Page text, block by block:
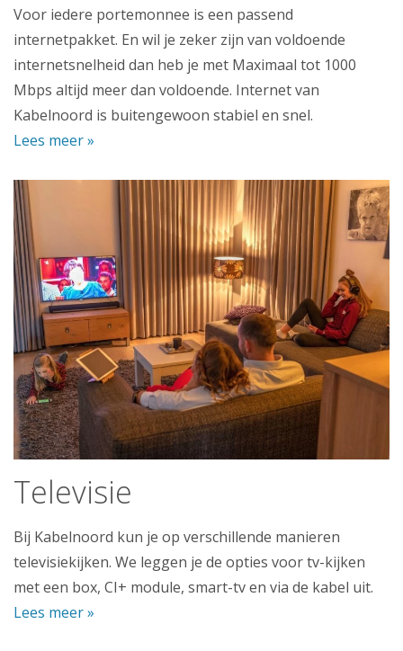
Voor iedere portemonnee is een passend
internetpakket. En wil je zeker zijn van voldoende
internetsnelheid dan heb je met Maximaal tot 1000
Mbps altijd meer dan voldoende. Internet van
Kabelnoord is buitengewoon stabiel en snel.
Lees meer »
Televisie
Bij Kabelnoord kun je op verschillende manieren
televisiekijken. We leggen je de opties voor tv-kijken
met een box, CI+ module, smart-tv en via de kabel uit.
Lees meer »